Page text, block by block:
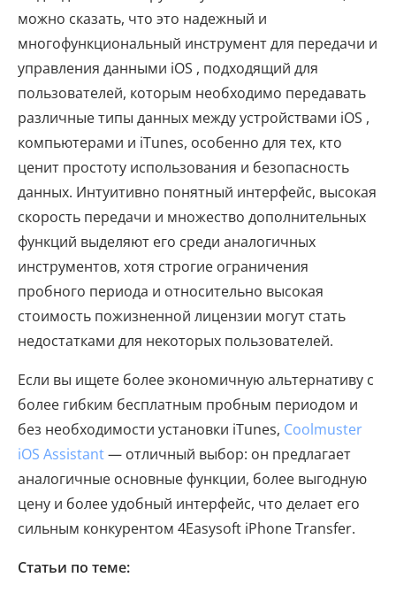
можно сказать, что это надежный и
многофункциональный инструмент для передачи и
управления данными iOS , подходящий для
пользователей, которым необходимо передавать
различные типы данных между устройствами iOS ,
компьютерами и iTunes, особенно для тех, кто
ценит простоту использования и безопасность
данных. Интуитивно понятный интерфейс, высокая
скорость передачи и множество дополнительных
функций выделяют его среди аналогичных
инструментов, хотя строгие ограничения
пробного периода и относительно высокая
стоимость пожизненной лицензии могут стать
недостатками для некоторых пользователей.
Если вы ищете более экономичную альтернативу с
более гибким бесплатным пробным периодом и
без необходимости установки iTunes, Coolmuster
iOS Assistant— отличный выбор: он предлагает
аналогичные основные функции, более выгодную
цену и более удобный интерфейс, что делает его
сильным конкурентом 4Easysoft iPhone Transfer.
Статьи по теме: